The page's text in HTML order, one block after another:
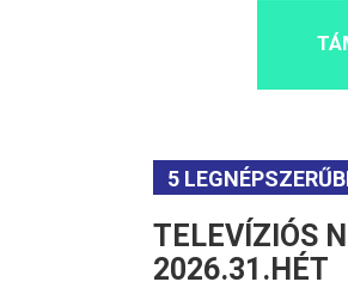
5
TELEVÍZIÓS
2026.31.HÉT